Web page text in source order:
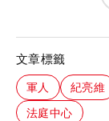
文章標籤
軍人 紀亮維
法庭中心